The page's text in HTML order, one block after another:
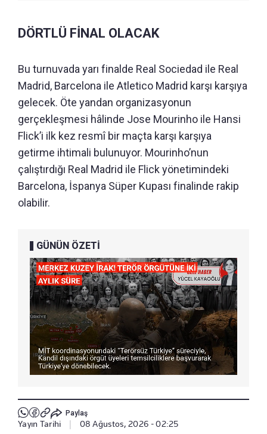
DÖRTLÜ FİNAL OLACAK
Bu turnuvada yarı finalde Real Sociedad ile Real
Madrid, Barcelona ile Atletico Madrid karşı karşıya
gelecek. Öte yandan organizasyonun
gerçekleşmesi hâlinde Jose Mourinho ile Hansi
Flick’i ilk kez resmî bir maçta karşı karşıya
getirme ihtimali bulunuyor. Mourinho’nun
çalıştırdığı Real Madrid ile Flick yönetimindeki
Barcelona, İspanya Süper Kupası finalinde rakip
olabilir.
GÜNÜN ÖZETİ
Paylaş
Yayın Tarihi 08 Ağustos, 2026 - 02:25